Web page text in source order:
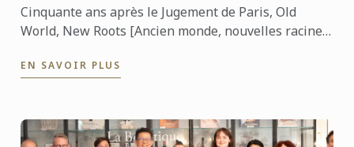
Cinquante ans après le Jugement de Paris, Old
World, New Roots [Ancien monde, nouvelles racines]
EN SAVOIR PLUS